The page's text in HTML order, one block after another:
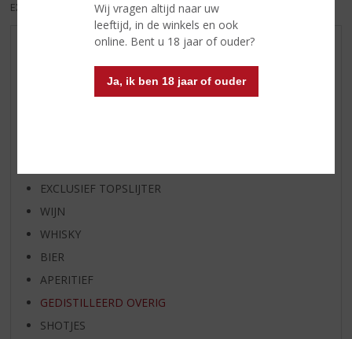
Wij vragen altijd naar uw
leeftijd, in de winkels en ook
online. Bent u 18 jaar of ouder?
Ja, ik ben 18 jaar of ouder
EXCL. BTW INCL. BTW
WIJN VAN DE MAAND
WHISKY VAN DE MAAND
EXCLUSIEF TOPSLIJTER
WIJN
WHISKY
BIER
APERITIEF
GEDISTILLEERD OVERIG
SHOTJES